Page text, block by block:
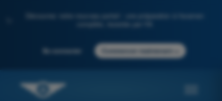
Découvrez notre nouveau portail : une préparation à l'examen
Se connecter Commencer maintenant